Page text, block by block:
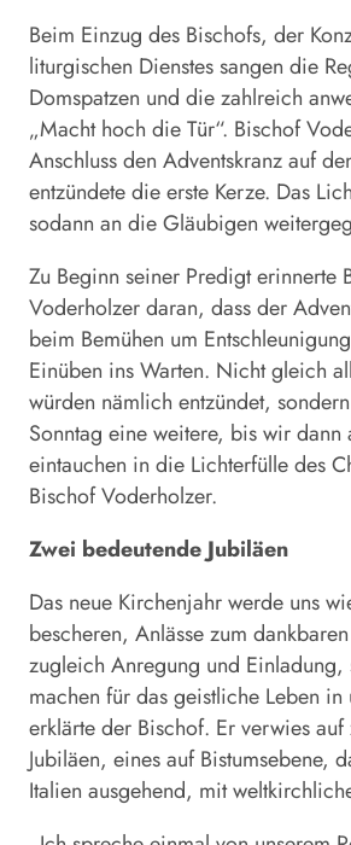
Beim Einzug des Bischofs, der
liturgischen Dienstes sangen die
Domspatzen und die zahlreich
„Macht hoch die Tür“. Bischof
Anschluss den Adventskranz auf
entzündete die erste Kerze. Das
sodann an die Gläubigen
Zu Beginn seiner Predigt erinnerte
Voderholzer daran, dass der
beim Bemühen um
Einüben ins Warten. Nicht gleich
würden nämlich entzündet,
Sonntag eine weitere, bis wir dann
eintauchen in die Lichterfülle des
Bischof Voderholzer.
Zwei bedeutende Jubiläen
Das neue Kirchenjahr werde uns
bescheren, Anlässe zum
zugleich Anregung und Einladung,
machen für das geistliche Leben in
erklärte der Bischof. Er verwies
Jubiläen, eines auf Bistumsebene,
Italien ausgehend, mit